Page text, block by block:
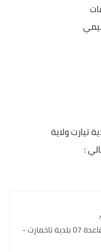
تيارت ولاية
:
متوسطة القاعدة 07 بلدية تاخمارت -